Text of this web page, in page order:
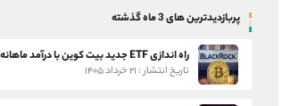
پربازدیدترین های 3 ماه گذشته
راه اندازی ETF جدید بیت کوین با درآمد ماهانه
تاریخ انتشار : ۲۱ خرداد ۱۴۰۵